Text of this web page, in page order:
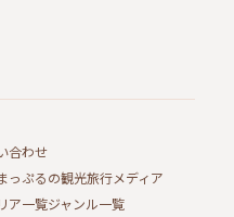
合わせ
っぷるの観光旅行メディア
ア一覧ジャンル一覧